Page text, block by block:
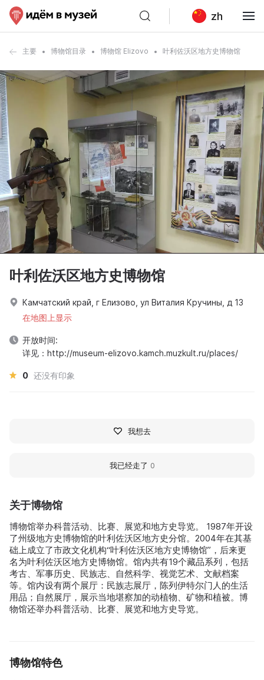
zh
主要 博物馆目录 博物馆 Elizovo 叶利佐沃区地方史博物馆
关于博物馆
博物馆举办科普活动、比赛、展览和地方史导览。 1987年开设
了州级地方史博物馆的叶利佐沃区地方史分馆。2004年在其基
础上成立了市政文化机构“叶利佐沃区地方史博物馆”，后来更
名为叶利佐沃区地方史博物馆。馆内共有19个藏品系列，包括
考古、军事历史、民族志、自然科学、视觉艺术、文献档案
等。馆内设有两个展厅：民族志展厅，陈列伊特尔门人的生活
用品；自然展厅，展示当地堪察加的动植物、矿物和植被。博
物馆还举办科普活动、比赛、展览和地方史导览。
博物馆特色
叶利佐沃区地方史博物馆
Камчатский край, г Елизово, ул Виталия Кручины, д 13
在地图上显示
开放时间:
详见：http://museum-elizovo.kamch.muzkult.ru/places/
0 还没有印象
我想去
我已经走了 0